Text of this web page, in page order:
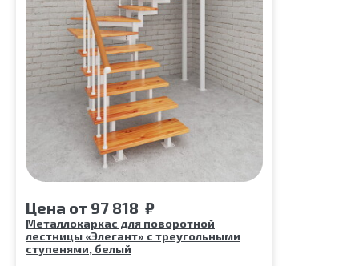
Цена от 97 818 ₽
Металлокаркас для поворотной
лестницы «Элегант» с треугольными
ступенями, белый